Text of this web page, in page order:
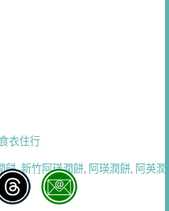
衣住行
餅,新竹阿瑛潤餅, 阿瑛潤餅, 阿英潤